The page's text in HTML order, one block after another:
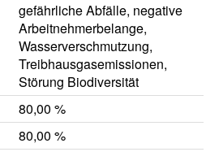
gefährliche Abfälle, negative
Arbeitnehmerbelange,
Wasserverschmutzung,
Treibhausgasemissionen,
Störung Biodiversität
80,00 %
80,00 %